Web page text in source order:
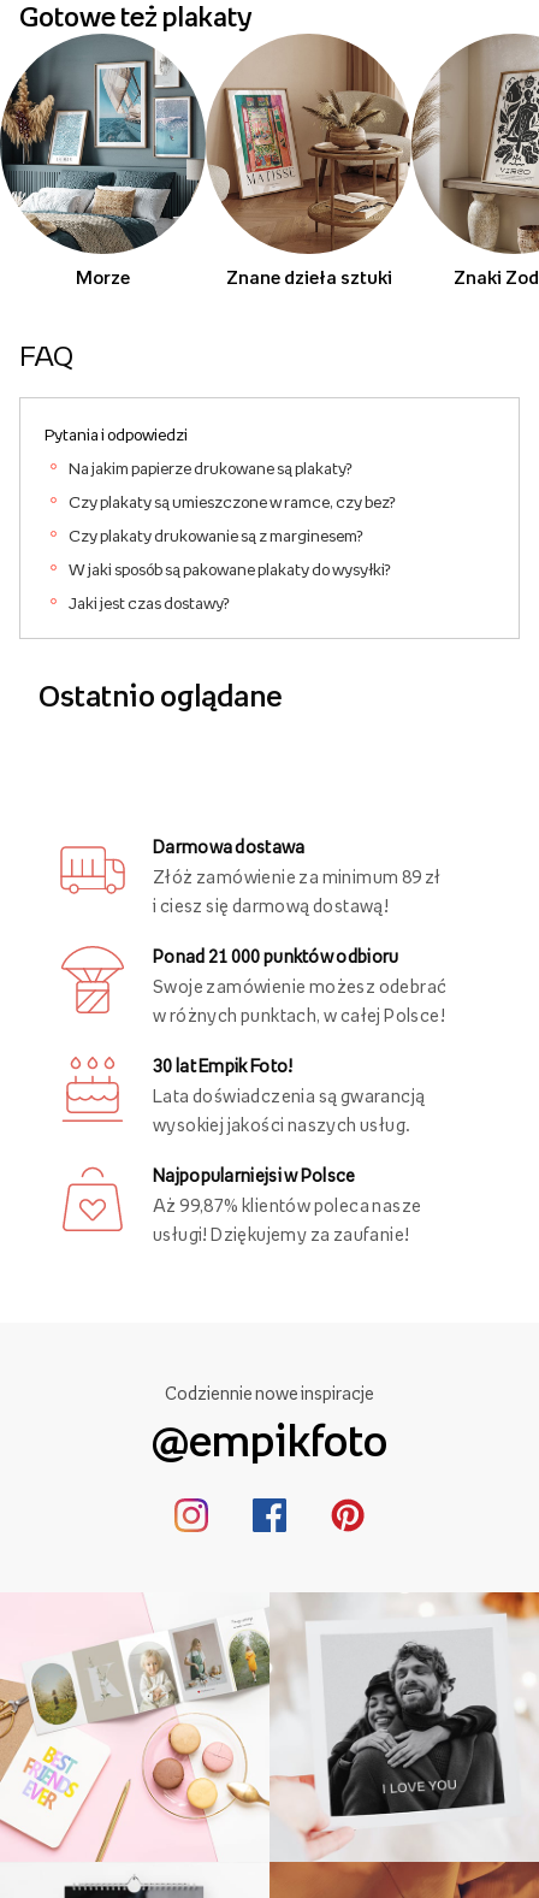
Gotowe też plakaty
Morze Znane dzieła sztuki Znaki
FAQ
Pytania i odpowiedzi
Na jakim papierze drukowane są plakaty?
Czy plakaty są umieszczone w ramce, czy bez?
Czy plakaty drukowanie są z marginesem?
W jaki sposób są pakowane plakaty do wysyłki?
Jaki jest czas dostawy?
Ostatnio oglądane
Darmowa dostawa
Złóż zamówienie za minimum 89 zł
i ciesz się darmową dostawą!
Ponad 21 000 punktów odbioru
Swoje zamówienie możesz odebrać
w różnych punktach, w całej Polsce!
30 lat Empik Foto!
Lata doświadczenia są gwarancją
wysokiej jakości naszych usług.
Najpopularniejsi w Polsce
Aż 99,87% klientów poleca nasze
usługi! Dziękujemy za zaufanie!
Codziennie nowe inspiracje
@empikfoto